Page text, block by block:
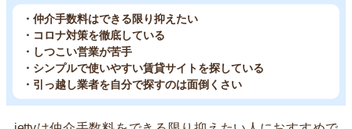
・仲介手数料はできる限り抑えたい
・コロナ対策を徹底している
・しつこい営業が苦手
・シンプルで使いやすい賃貸サイトを探している
・引っ越し業者を自分で探すのは面倒くさい